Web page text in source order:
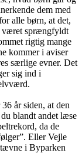
dem med
alle børn, at det,
været sprængfyldt
rigtig mange
kommer i aviser
særlige evner. Det
sig ind i
år siden, at den
blandt andet læse
da de
Eller Vejle
i Byparken